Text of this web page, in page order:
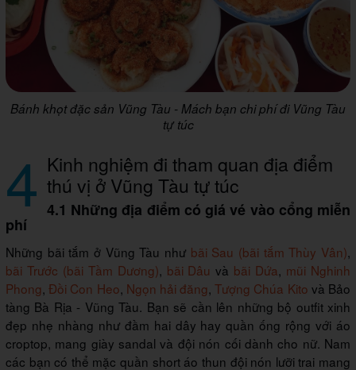
Bánh khọt đặc sản Vũng Tàu - Mách bạn chi phí đi Vũng Tàu
tự túc
4 Kinh nghiệm đi tham quan địa điểm
thú vị ở Vũng Tàu tự túc
4.1 Những địa điểm có giá vé vào cổng miễn
phí
Những bãi tắm ở Vũng Tàu như bãi Sau (bãi tắm Thùy Vân),
bãi Trước (bãi Tầm Dương), bãi Dâuvà bãi Dứa, mũi Nghinh
Phong,Đồi Con Heo, Ngọn hải đăng,Tượng Chúa Kito và Bảo
tàng Bà Rịa - Vũng Tàu. Bạn sẽ cần lên những bộ outfit xinh
đẹp nhẹ nhàng như đầm hai dây hay quần ống rộng với áo
croptop, mang giày sandal và đội nón cối dành cho nữ. Nam
các bạn có thể mặc quần short áo thun đội nón lưỡi trai mang